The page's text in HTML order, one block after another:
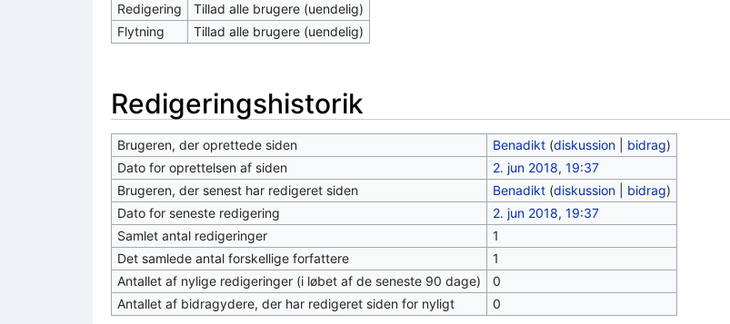
Redigering
Tillad alle brugere (uendelig)
Flytning
Tillad alle brugere (uendelig)
Redigeringshistorik
Brugeren, der oprettede siden Benadikt (diskussion| bidrag)
Dato for oprettelsen af siden
2. jun 2018, 19:37
Brugeren, der senest har redigeret siden
Benadikt (diskussion| bidrag)
Dato for seneste redigering
2. jun 2018, 19:37
Samlet antal redigeringer
1
Det samlede antal forskellige forfattere
1
Antallet af nylige redigeringer (i løbet af de seneste 90 dage)
0
Antallet af bidragydere, der har redigeret siden for nyligt
0